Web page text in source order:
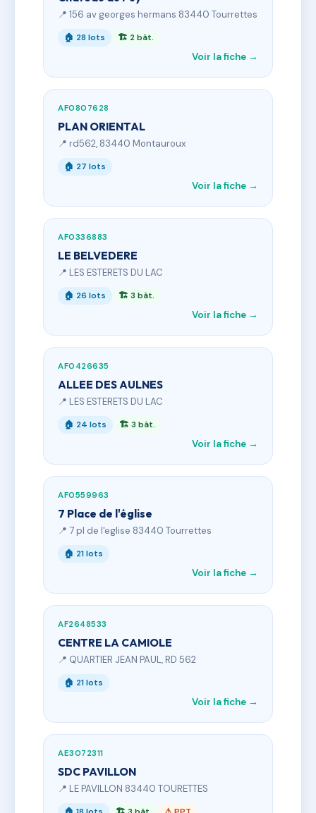
📍 156 av georges hermans 83440 Tourrettes
🏠 28 lots 🏗 2 bât.
Voir la fiche →
AF0807628
PLAN ORIENTAL
📍 rd562, 83440 Montauroux
🏠 27 lots
Voir la fiche →
AF0336883
LE BELVEDERE
📍 LES ESTERETS DU LAC
🏠 26 lots 🏗 3 bât.
Voir la fiche →
AF0426635
ALLEE DES AULNES
📍 LES ESTERETS DU LAC
🏠 24 lots 🏗 3 bât.
Voir la fiche →
AF0559963
7 Place de l'église
📍 7 pl de l'eglise 83440 Tourrettes
🏠 21 lots
Voir la fiche →
AF2648533
CENTRE LA CAMIOLE
📍 QUARTIER JEAN PAUL, RD 562
🏠 21 lots
Voir la fiche →
AE3072311
SDC PAVILLON
📍 LE PAVILLON 83440 TOURETTES